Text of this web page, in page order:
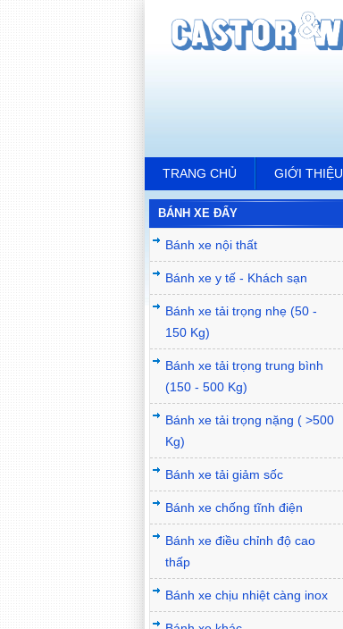
TRANG CHỦ GIỚI THIỆU
BÁNH XE ĐẨY
Bánh xe nội thất
Bánh xe y tế - Khách sạn
Bánh xe tải trọng nhẹ (50 -
150 Kg)
Bánh xe tải trọng trung bình
(150 - 500 Kg)
Bánh xe tải trọng nặng ( >500
Kg)
Bánh xe tải giảm sốc
Bánh xe chống tĩnh điện
Bánh xe điều chỉnh độ cao
thấp
Bánh xe chịu nhiệt càng inox